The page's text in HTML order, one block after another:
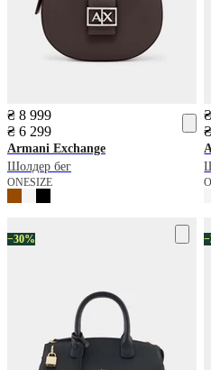
₴ 8 999
₴ 6 299
Armani Exchange
Шолдер бег
ONESIZE
−30%